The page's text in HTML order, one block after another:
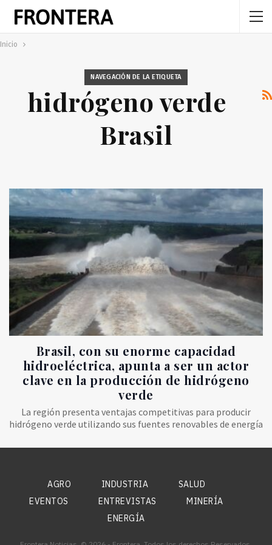
Inicio
NAVEGACIÓN DE LA ETIQUETA
hidrógeno verde
Brasil
Brasil, con su enorme capacidad
hidroeléctrica, apunta a ser un actor
clave en la producción de hidrógeno
verde
La región presenta ventajas competitivas para producir
hidrógeno verde utilizando sus fuentes renovables de energía
AGRO INDUSTRIA
SALUD
EVENTOS
ENTREVISTAS
MINERÍA
ENERGÍA